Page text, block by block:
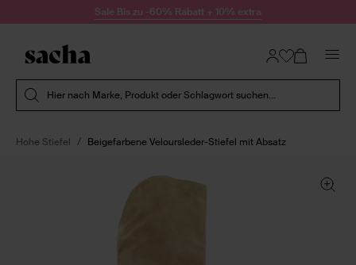
Zum Inhalt springenSale Bis zu -60% Rabatt + 10% extra
Hier nach Marke, Produkt oder Schlagwort suchen...
Hohe Stiefel Beigefarbene Veloursleder-Stiefel mit Absatz